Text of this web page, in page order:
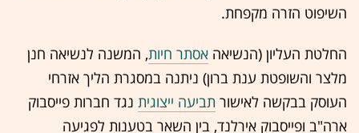
השיפוט הזרה מקפחת.
החלטת העליון (הנשיאה אסתר חיות, המשנה לנשיאה חנן
מלצר והשופטת ענת ברון) ניתנה במסגרת הליך אזרחי
העוסק בבקשה לאישור תביעה ייצוגית נגד חברות פייסבוק
ארה"ב ופייסבוק אירלנד, בין השאר בטענות לפגיעה